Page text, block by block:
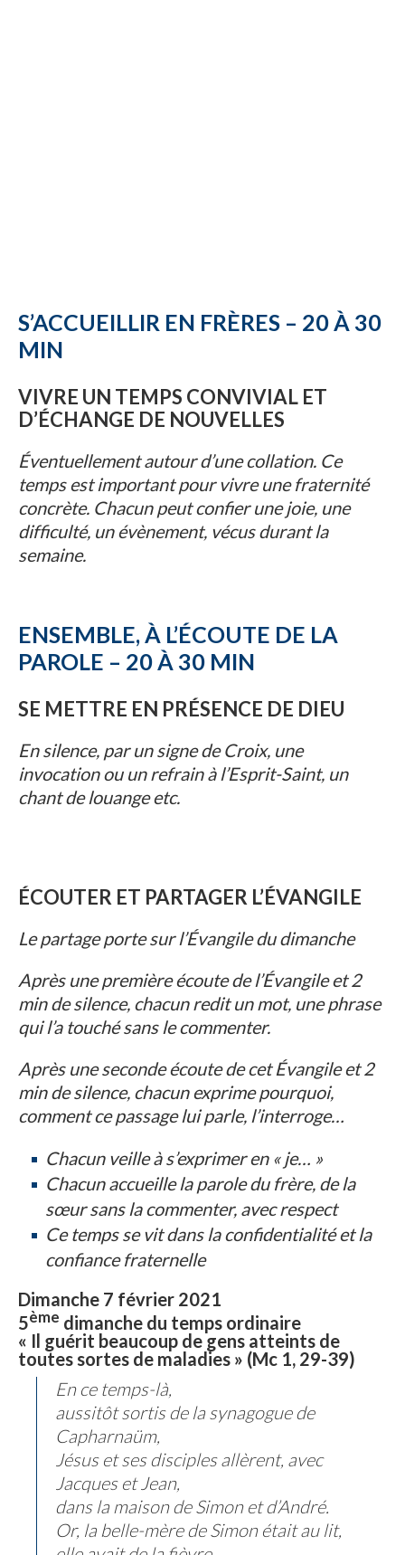
S’ACCUEILLIR EN FRÈRES – 20 À 30
MIN
VIVRE UN TEMPS CONVIVIAL ET
D’ÉCHANGE DE NOUVELLES
Éventuellement autour d’une collation. Ce
temps est important pour vivre une fraternité
concrète. Chacun peut confier une joie, une
difficulté, un évènement, vécus durant la
semaine.
ENSEMBLE, À L’ÉCOUTE DE LA
PAROLE – 20 À 30 MIN
SE METTRE EN PRÉSENCE DE DIEU
En silence, par un signe de Croix, une
invocation ou un refrain à l’Esprit-Saint, un
chant de louange etc.
ÉCOUTER ET PARTAGER L’ÉVANGILE
Le partage porte sur l’Évangile du dimanche
Après une première écoute de l’Évangile et 2
min de silence, chacun redit un mot, une phrase
qui l’a touché sans le commenter.
Après une seconde écoute de cet Évangile et 2
min de silence, chacun exprime pourquoi,
comment ce passage lui parle, l’interroge…
Chacun veille à s’exprimer en « je… »
Chacun accueille la parole du frère, de la
sœur sans la commenter, avec respect
Ce temps se vit dans la confidentialité et la
confiance fraternelle
Dimanche 7 février 2021
5ème dimanche du temps ordinaire
« Il guérit beaucoup de gens atteints de
toutes sortes de maladies » (Mc 1, 29-39)
En ce temps-là,
aussitôt sortis de la synagogue de
Capharnaüm,
Jésus et ses disciples allèrent, avec
Jacques et Jean,
dans la maison de Simon et d’André.
Or, la belle-mère de Simon était au lit,